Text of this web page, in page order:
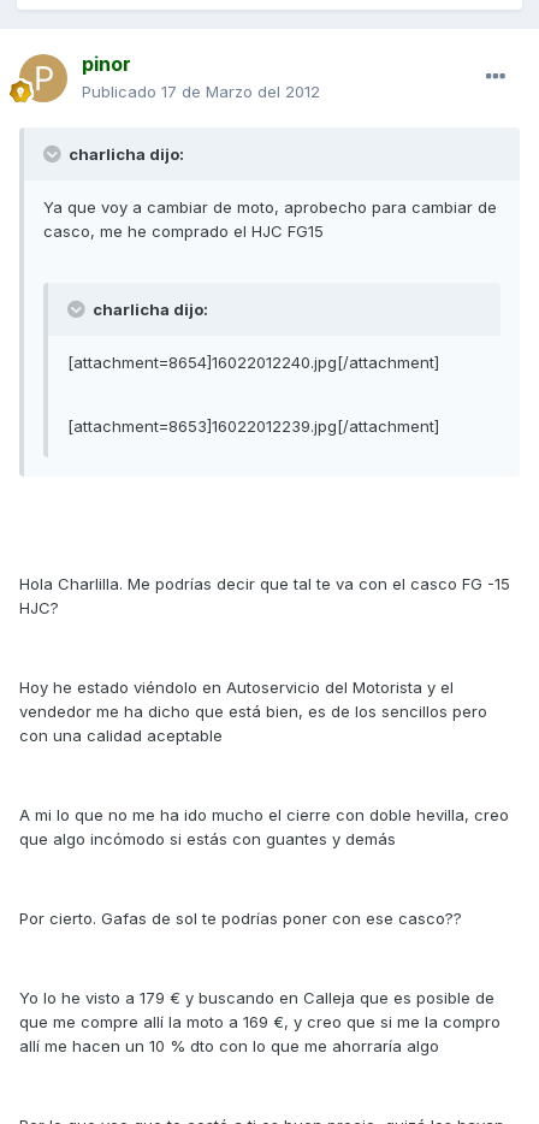
pinor
Publicado 17 de Marzo del 2012
charlicha dijo:
Ya que voy a cambiar de moto, aprobecho para cambiar de
casco, me he comprado el HJC FG15
charlicha dijo:
[attachment=8654]16022012240.jpg[/attachment]
[attachment=8653]16022012239.jpg[/attachment]
Hola Charlilla. Me podrías decir que tal te va con el casco FG -15
HJC?
Hoy he estado viéndolo en Autoservicio del Motorista y el
vendedor me ha dicho que está bien, es de los sencillos pero
con una calidad aceptable
A mi lo que no me ha ido mucho el cierre con doble hevilla, creo
que algo incómodo si estás con guantes y demás
Por cierto. Gafas de sol te podrías poner con ese casco??
Yo lo he visto a 179 € y buscando en Calleja que es posible de
que me compre allí la moto a 169 €, y creo que si me la compro
allí me hacen un 10 % dto con lo que me ahorraría algo